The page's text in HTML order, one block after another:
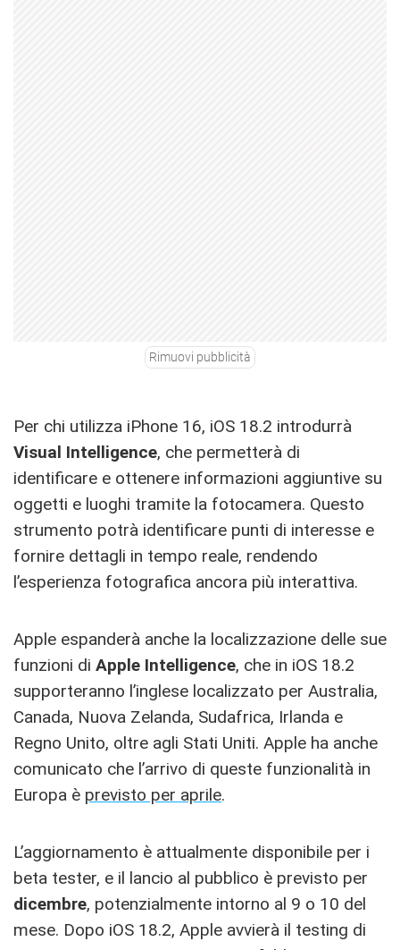
Rimuovi pubblicità
Per chi utilizza iPhone 16, iOS 18.2 introdurrà
Visual Intelligence, che permetterà di
identificare e ottenere informazioni aggiuntive su
oggetti e luoghi tramite la fotocamera. Questo
strumento potrà identificare punti di interesse e
fornire dettagli in tempo reale, rendendo
l’esperienza fotografica ancora più interattiva.
Apple espanderà anche la localizzazione delle sue
funzioni di Apple Intelligence, che in iOS 18.2
supporteranno l’inglese localizzato per Australia,
Canada, Nuova Zelanda, Sudafrica, Irlanda e
Regno Unito, oltre agli Stati Uniti. Apple ha anche
comunicato che l’arrivo di queste funzionalità in
Europa è previsto per aprile.
L’aggiornamento è attualmente disponibile per i
beta tester, e il lancio al pubblico è previsto per
dicembre, potenzialmente intorno al 9 o 10 del
mese. Dopo iOS 18.2, Apple avvierà il testing di